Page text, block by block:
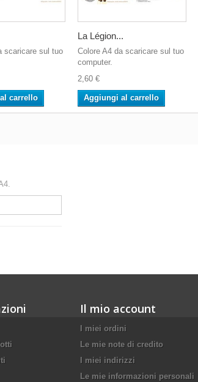
scaricare sul tuo
carrello
La Légion...
Colore A4 da scaricare sul tuo
computer.
2,60 €
Aggiungi al carrello
Il mio account
I miei ordini
Le mie note di credito
I miei indirizzi
Le mie informazioni personali